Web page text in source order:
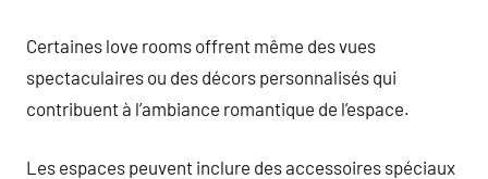
Certaines love rooms offrent même des vues
spectaculaires ou des décors personnalisés qui
contribuent à l’ambiance romantique de l’espace.
Les espaces peuvent inclure des accessoires spéciaux